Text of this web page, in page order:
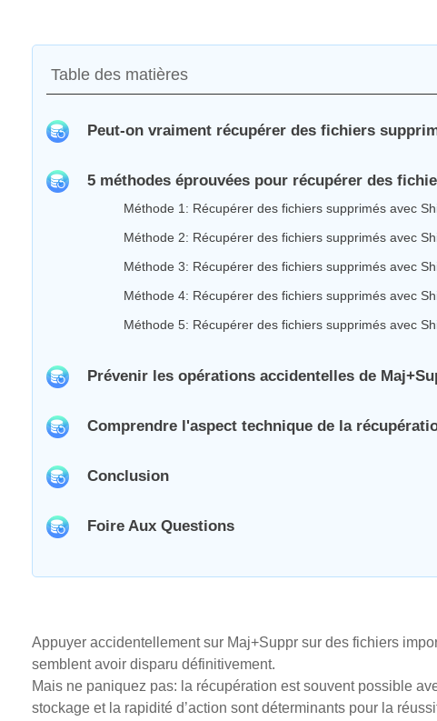
Table des matières
Peut-on vraiment récupérer des fichiers
5 méthodes éprouvées pour récupérer des
Méthode 1: Récupérer des fichiers supprimés avec
Méthode 2: Récupérer des fichiers supprimés avec
Méthode 3: Récupérer des fichiers supprimés avec
Méthode 4: Récupérer des fichiers supprimés avec
Méthode 5: Récupérer des fichiers supprimés avec
Prévenir les opérations accidentelles de
Comprendre l'aspect technique de la
Conclusion
Foire Aux Questions
Appuyer accidentellement sur Maj+Suppr sur des fichiers
semblent avoir disparu définitivement.
Mais ne paniquez pas: la récupération est souvent possible
stockage et la rapidité d’action sont déterminants pour la